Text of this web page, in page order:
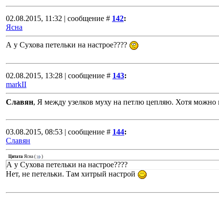
02.08.2015, 11:32 | сообщение # 142:
Ясна
А у Сухова петельки на настрое????
02.08.2015, 13:28 | сообщение # 143:
markII
Славян, Я между узелков муху на петлю цепляю. Хотя можно
03.08.2015, 08:53 | сообщение # 144:
Славян
Цитата Ясна ( )
А у Сухова петельки на настрое????
Нет, не петельки. Там хитрый настрой